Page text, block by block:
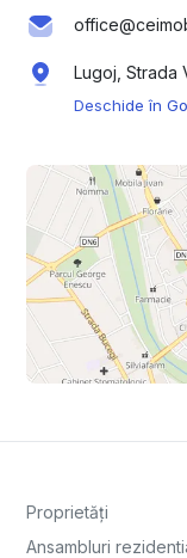
Lugoj, Strada
Deschide în
Proprietăți
Ansambluri